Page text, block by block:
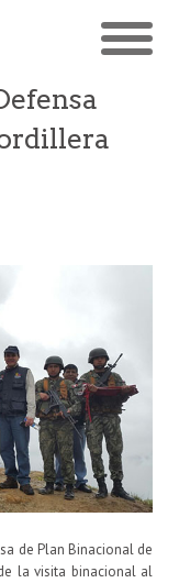
de Plan Binacional de
la visita binacional al